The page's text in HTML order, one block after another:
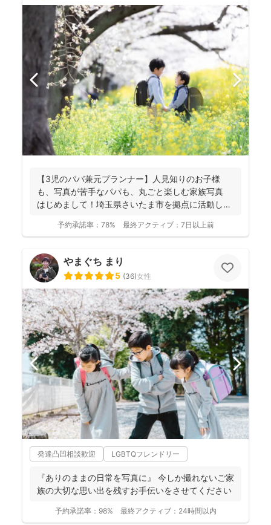
【3児のパパ兼元プランナー】人見知りのお子様
も、写真が苦手なパパも、丸ごと楽しむ家族写真
はじめまして！埼玉県さいたま市を拠点に活動して
予約承諾率： 78% 最終アクティブ： 7日以上前
やまぐち まり
5 (36)女性
発達凸凹相談歓迎 LGBTQフレンドリー
『ありのままの日常を写真に』 今しか撮れないご家
族の大切な思い出を残すお手伝いをさせてください
予約承諾率： 98% 最終アクティブ： 24時間以内